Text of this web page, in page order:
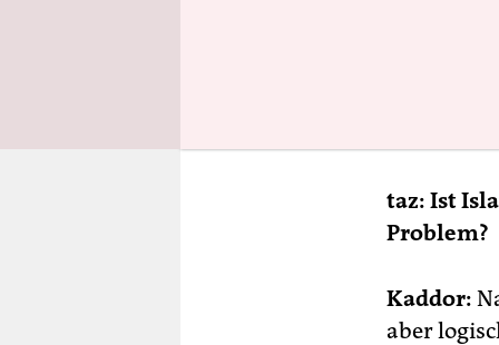
einem
taz: Ist
Problem?
Kaddor:
aber